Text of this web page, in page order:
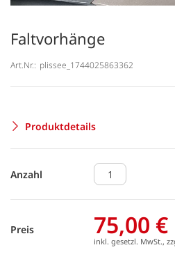
Faltvorhänge
Art.Nr.: plissee_1744025863362
Produktdetails
Anzahl
Preis 75,00 €
inkl. gesetzl. MwSt.,